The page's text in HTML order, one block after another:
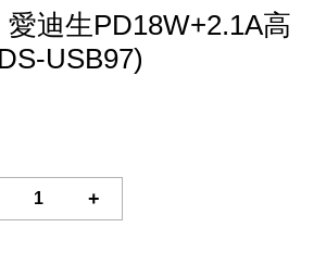
愛迪生PD18W+2.1A高
USB97)
+